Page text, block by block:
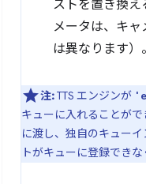
ストを置き換え
メータは、キャ
は異なります）。
注:TTS エンジンが
キューに入れることが
に渡し、独自のキュー
トがキューに登録でき